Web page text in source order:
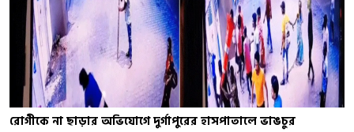
রোগীকে না ছাড়ার অভিযোগে দুর্গাপুরের হাসপাতালে ভাঙচুর